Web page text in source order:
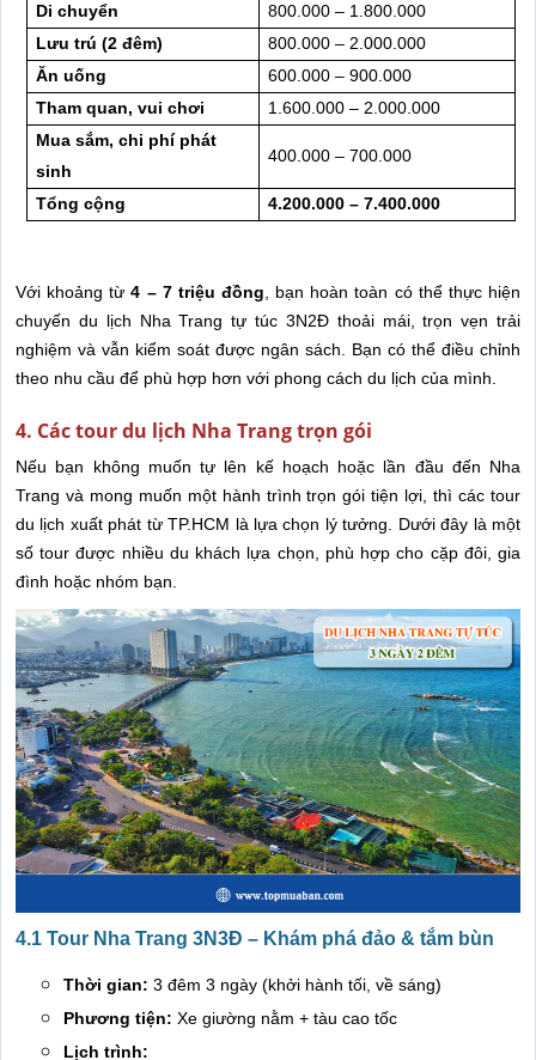
Di chuyển
800.000 – 1.800.000
Lưu trú (2 đêm)
800.000 – 2.000.000
Ăn uống
600.000 – 900.000
Tham quan, vui chơi
1.600.000 – 2.000.000
Mua sắm, chi phí phát
sinh
400.000 – 700.000
Tổng cộng 4.200.000 – 7.400.000
Với khoảng từ4 – 7 triệu đồng , bạn hoàn toàn có thể thực hiện
chuyến du lịch Nha Trang tự túc 3N2Đ thoải mái, trọn vẹn trải
nghiệm và vẫn kiểm soát được ngân sách. Bạn có thể điều chỉnh
theo nhu cầu để phù hợp hơn với phong cách du lịch của mình.
4. Các tour du lịch Nha Trang trọn gói
Nếu bạn không muốn tự lên kế hoạch hoặc lần đầu đến Nha
Trang và mong muốn một hành trình trọn gói tiện lợi, thì các tour
du lịch xuất phát từ TP.HCM là lựa chọn lý tưởng. Dưới đây là một
số tour được nhiều du khách lựa chọn, phù hợp cho cặp đôi, gia
đình hoặc nhóm bạn.
4.1 Tour Nha Trang 3N3Đ – Khám phá đảo & tắm bùn
Thời gian: 3 đêm 3 ngày (khởi hành tối, về sáng)
Phương tiện: Xe giường nằm + tàu cao tốc
Lịch trình: